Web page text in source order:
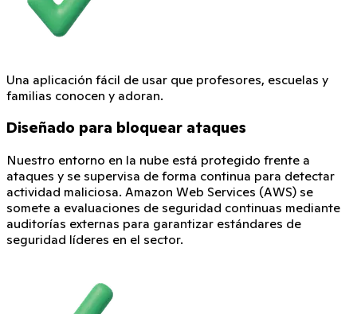
Una aplicación fácil de usar que profesores, escuelas y
familias conocen y adoran.
Diseñado para bloquear ataques
Nuestro entorno en la nube está protegido frente a
ataques y se supervisa de forma continua para detectar
actividad maliciosa. Amazon Web Services (AWS) se
somete a evaluaciones de seguridad continuas mediante
auditorías externas para garantizar estándares de
seguridad líderes en el sector.